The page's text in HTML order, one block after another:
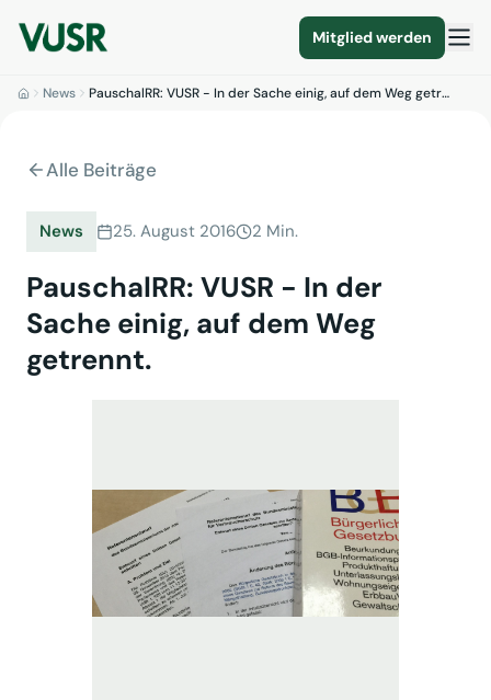
Mitglied werden
News PauschalRR: VUSR - In der Sache einig, auf dem Weg getr…
Alle Beiträge
News 25. August 2016 2 Min.
PauschalRR: VUSR - In der
Sache einig, auf dem Weg
getrennt.